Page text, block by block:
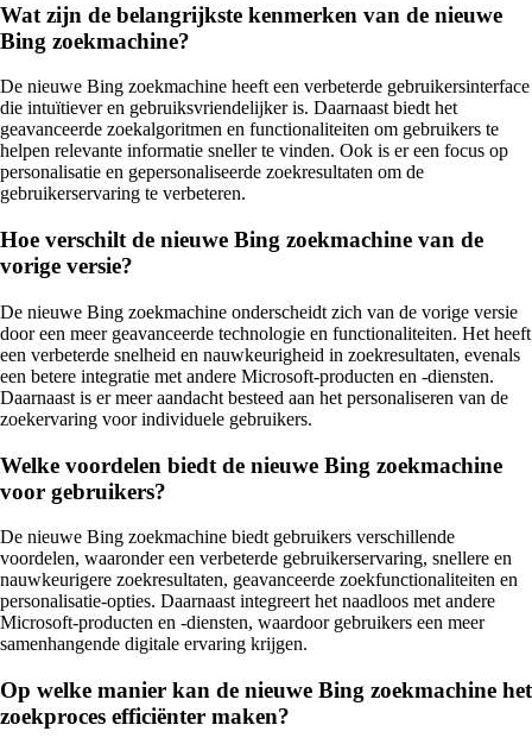
Wat zijn de belangrijkste kenmerken van de nieuwe
Bing zoekmachine?
De nieuwe Bing zoekmachine heeft een verbeterde gebruikersinterface
die intuïtiever en gebruiksvriendelijker is. Daarnaast biedt het
geavanceerde zoekalgoritmen en functionaliteiten om gebruikers te
helpen relevante informatie sneller te vinden. Ook is er een focus op
personalisatie en gepersonaliseerde zoekresultaten om de
gebruikerservaring te verbeteren.
Hoe verschilt de nieuwe Bing zoekmachine van de
vorige versie?
De nieuwe Bing zoekmachine onderscheidt zich van de vorige versie
door een meer geavanceerde technologie en functionaliteiten. Het heeft
een verbeterde snelheid en nauwkeurigheid in zoekresultaten, evenals
een betere integratie met andere Microsoft-producten en -diensten.
Daarnaast is er meer aandacht besteed aan het personaliseren van de
zoekervaring voor individuele gebruikers.
Welke voordelen biedt de nieuwe Bing zoekmachine
voor gebruikers?
De nieuwe Bing zoekmachine biedt gebruikers verschillende
voordelen, waaronder een verbeterde gebruikerservaring, snellere en
nauwkeurigere zoekresultaten, geavanceerde zoekfunctionaliteiten en
personalisatie-opties. Daarnaast integreert het naadloos met andere
Microsoft-producten en -diensten, waardoor gebruikers een meer
samenhangende digitale ervaring krijgen.
Op welke manier kan de nieuwe Bing zoekmachine het
zoekproces efficiënter maken?